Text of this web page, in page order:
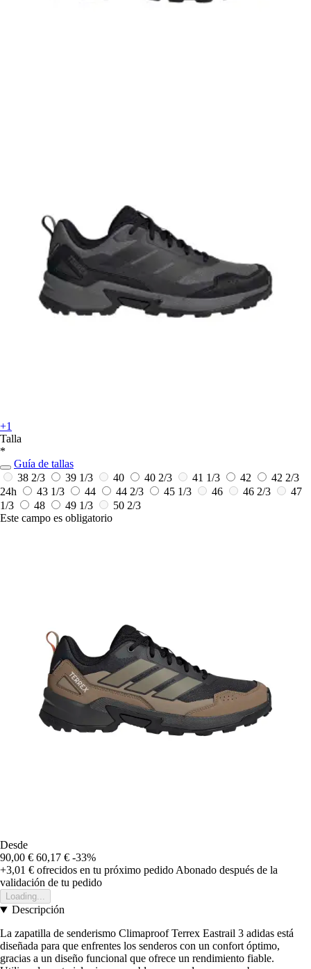
+1
Talla
*
Guía de tallas
38 2/3
39 1/3 40 40 2/3 41 1/3 42
42 2/3
24h
43 1/3 44 44 2/3 45 1/3 46 46 2/3
47
1/3
48 49 1/3
50 2/3
Este campo es obligatorio
Desde
90,00 € 60,17 € -33%
+3,01 € ofrecidos en tu próximo pedidoAbonado después de la
validación de tu pedido
Loading...
Descripción
La zapatilla de senderismo Climaproof Terrex Eastrail 3 adidas está
diseñada para que enfrentes los senderos con un confort óptimo,
gracias a un diseño funcional que ofrece un rendimiento fiable.